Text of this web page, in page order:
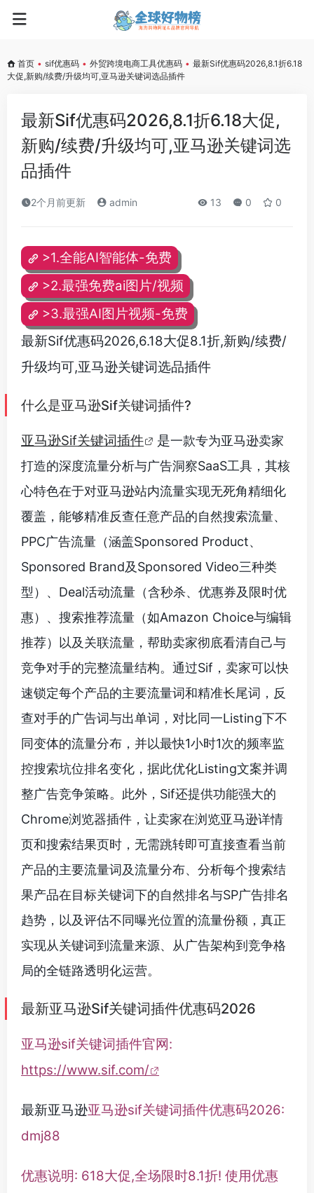
首页 • sif优惠码 • 外贸跨境电商工具优惠码 • 最新Sif优惠码2026,8.1折6.18
大促,新购/续费/升级均可,亚马逊关键词选品插件
最新Sif优惠码2026,8.1折6.18大促,
新购/续费/升级均可,亚马逊关键词选
品插件
2个月前更新 admin 13 0 0
>1.全能AI智能体-免费
>2.最强免费ai图片/视频
>3.最强AI图片视频-免费
最新Sif优惠码2026,6.18大促8.1折,新购/续费/
升级均可,亚马逊关键词选品插件
什么是亚马逊Sif关键词插件?
亚马逊Sif关键词插件 是一款专为亚马逊卖家
打造的深度流量分析与广告洞察SaaS工具，其核
心特色在于对亚马逊站内流量实现无死角精细化
覆盖，能够精准反查任意产品的自然搜索流量、
PPC广告流量（涵盖Sponsored Product、
Sponsored Brand及Sponsored Video三种类
型）、Deal活动流量（含秒杀、优惠券及限时优
惠）、搜索推荐流量（如Amazon Choice与编辑
推荐）以及关联流量，帮助卖家彻底看清自己与
竞争对手的完整流量结构。通过Sif，卖家可以快
速锁定每个产品的主要流量词和精准长尾词，反
查对手的广告词与出单词，对比同一Listing下不
同变体的流量分布，并以最快1小时1次的频率监
控搜索坑位排名变化，据此优化Listing文案并调
整广告竞争策略。此外，Sif还提供功能强大的
Chrome浏览器插件，让卖家在浏览亚马逊详情
页和搜索结果页时，无需跳转即可直接查看当前
产品的主要流量词及流量分布、分析每个搜索结
果产品在目标关键词下的自然排名与SP广告排名
趋势，以及评估不同曝光位置的流量份额，真正
实现从关键词到流量来源、从广告架构到竞争格
局的全链路透明化运营。
最新亚马逊Sif关键词插件优惠码2026
亚马逊sif关键词插件官网:
https://www.sif.com/
最新亚马逊亚马逊sif关键词插件优惠码2026:
dmj88
优惠说明: 618大促,全场限时8.1折! 使用优惠